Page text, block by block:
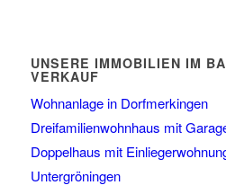
UNSERE IMMOBILIEN IM
VERKAUF
Wohnanlage in Dorfmerkingen
Dreifamilienwohnhaus mit
Doppelhaus mit
Untergröningen